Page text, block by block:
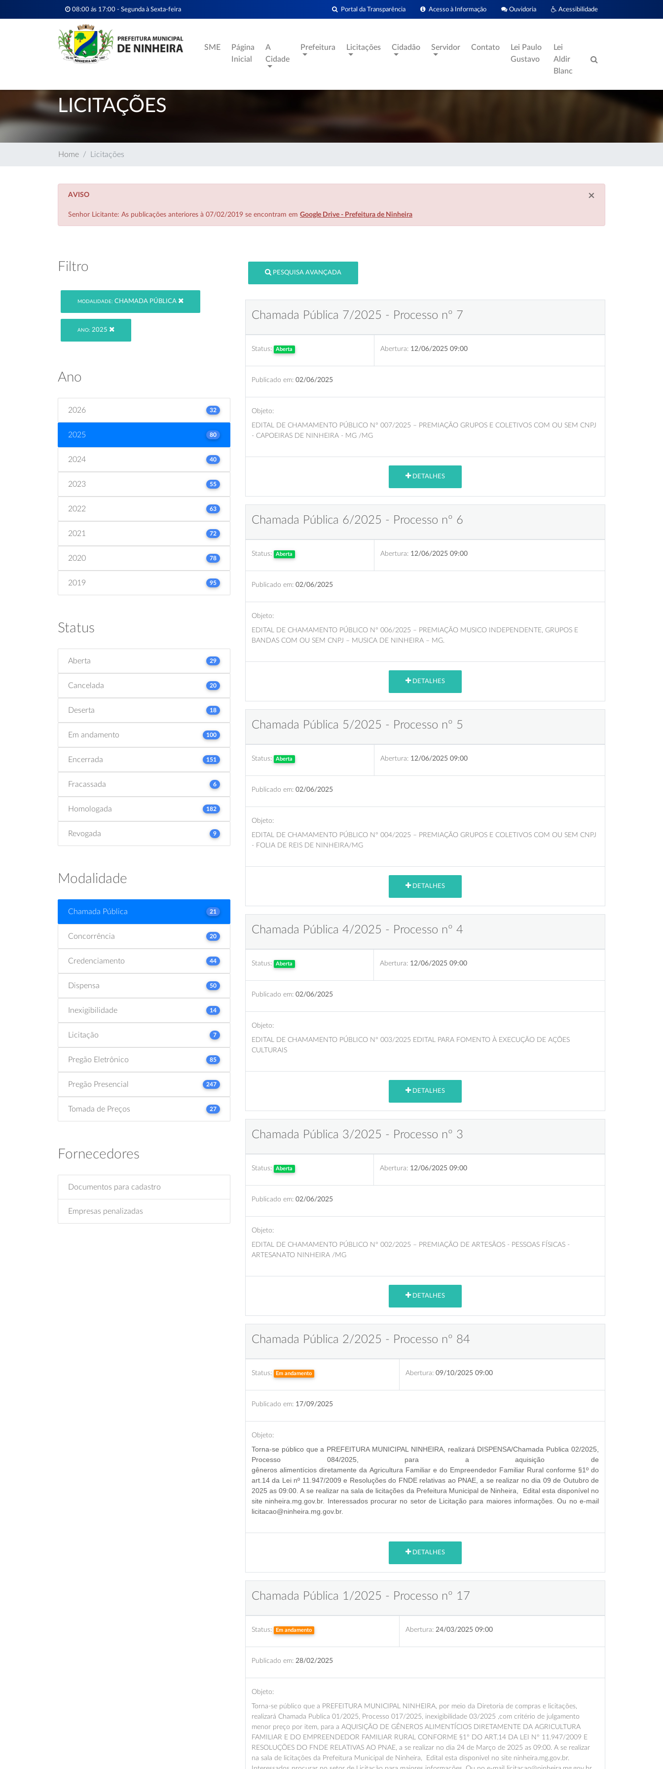
08:00 ás 17:00 - Segunda à Sexta-feira Acessibilidade
Ouvidoria
Acesso à Informação
Portal da Transparência
SME
Página
Inicial
A
Cidade
Prefeitura Licitações Cidadão Servidor Contato
Lei Paulo
Gustavo
Lei
Aldir
Blanc
LICITAÇÕES
Home Licitações
×
AVISO
Senhor Licitante: As publicações anteriores à 07/02/2019 se encontram em Google Drive - Prefeitura de Ninheira
Filtro
MODALIDADE: CHAMADA PÚBLICA
ANO: 2025
Ano
2026 32
2025 80
2024 40
2023 55
2022 63
2021 72
2020 78
2019 95
Status
Aberta 29
Cancelada 20
Deserta 18
Em andamento 100
Encerrada 151
Fracassada 6
Homologada 182
Revogada 9
Modalidade
Chamada Pública 21
Concorrência 20
Credenciamento 44
Dispensa 50
Inexigibilidade 14
Licitação 7
Pregão Eletrônico 85
Pregão Presencial 247
Tomada de Preços 27
Fornecedores
Documentos para cadastro
Empresas penalizadas
PESQUISA AVANÇADA
Chamada Pública 7/2025 - Processo nº 7
Status: Aberta Abertura: 12/06/2025 09:00
Publicado em: 02/06/2025
Objeto:
EDITAL DE CHAMAMENTO PÚBLICO Nº 007/2025 – PREMIAÇÃO GRUPOS E COLETIVOS COM OU SEM CNPJ
- CAPOEIRAS DE NINHEIRA - MG /MG
DETALHES
Chamada Pública 6/2025 - Processo nº 6
Status: Aberta Abertura: 12/06/2025 09:00
Publicado em: 02/06/2025
Objeto:
EDITAL DE CHAMAMENTO PÚBLICO Nº 006/2025 – PREMIAÇÃO MUSICO INDEPENDENTE, GRUPOS E
BANDAS COM OU SEM CNPJ – MUSICA DE NINHEIRA – MG.
DETALHES
Chamada Pública 5/2025 - Processo nº 5
Status: Aberta Abertura: 12/06/2025 09:00
Publicado em: 02/06/2025
Objeto:
EDITAL DE CHAMAMENTO PÚBLICO Nº 004/2025 – PREMIAÇÃO GRUPOS E COLETIVOS COM OU SEM CNPJ
- FOLIA DE REIS DE NINHEIRA/MG
DETALHES
Chamada Pública 4/2025 - Processo nº 4
Status: Aberta Abertura: 12/06/2025 09:00
Publicado em: 02/06/2025
Objeto:
EDITAL DE CHAMAMENTO PÚBLICO Nº 003/2025 EDITAL PARA FOMENTO À EXECUÇÃO DE AÇÕES
CULTURAIS
DETALHES
Chamada Pública 3/2025 - Processo nº 3
Status: Aberta Abertura: 12/06/2025 09:00
Publicado em: 02/06/2025
Objeto:
EDITAL DE CHAMAMENTO PÚBLICO Nº 002/2025 – PREMIAÇÃO DE ARTESÃOS - PESSOAS FÍSICAS -
ARTESANATO NINHEIRA /MG
DETALHES
Chamada Pública 2/2025 - Processo nº 84
Status: Em andamento Abertura: 09/10/2025 09:00
Publicado em: 17/09/2025
Objeto:
Torna-se público que a PREFEITURA MUNICIPAL NINHEIRA, realizará DISPENSA/Chamada Publica 02/2025,
Processo 084/2025 , para a aquisição de
gêneros alimentícios diretamente da Agricultura Familiar e do Empreendedor Familiar Rural conforme §1º do
art.14 da Lei nº 11.947/2009 e Resoluções do FNDE relativas ao PNAE, a se realizar no dia 09 de Outubro de
2025 as 09:00 . A se realizar nasala de licitações da Prefeitura Municipal de Ninheira , Edital esta disponível no
site ninheira.mg.gov.br. Interessados procurar no setor de Licitação para maiores informações. Ou no e-mail
licitacao@ninheira.mg.gov.br.
DETALHES
Chamada Pública 1/2025 - Processo nº 17
Status: Em andamento Abertura: 24/03/2025 09:00
Publicado em: 28/02/2025
Objeto:
Torna-se público que a PREFEITURA MUNICIPAL NINHEIRA, por meio da Diretoria de compras e licitações,
realizará Chamada Publica 01/2025, Processo 017/2025, inexigibilidade 03/2025 ,com critério de julgamento
menor preço por item, para a AQUISIÇÃO DE GÊNEROS ALIMENTÍCIOS DIRETAMENTE DA AGRICULTURA
FAMILIAR E DO EMPREENDEDOR FAMILIAR RURAL CONFORME §1º DO ART.14 DA LEI Nº 11.947/2009 E
RESOLUÇÕES DO FNDE RELATIVAS AO PNAE, a se realizar no dia 24 de Março de 2025 as 09:00. A se realizar
na sala de licitações da Prefeitura Municipal de Ninheira, Edital esta disponível no site ninheira.mg.gov.br.